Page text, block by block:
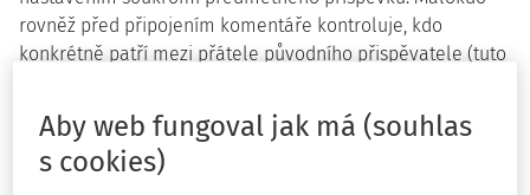
rovněž před připojením komentáře kontroluje, kdo
konkrétně patří mezi přátele původního přispěvatele (tuto
zda se náhodou nejedná o veřejný příspěvek.
Otázky k řešení
Aby web fungoval jak má (souhlas
s cookies)